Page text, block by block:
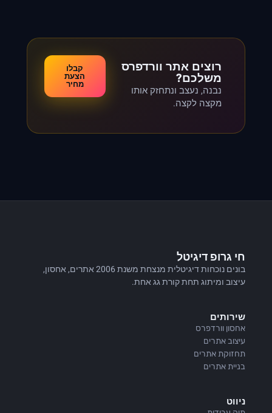
רוצים אתר וורדפרס
משלכם?
נבנה, נעצב ונתחזק אותו
מקצה לקצה.
קבלו
הצעת
מחיר
חי גרופ דיגיטל
בונים נוכחות דיגיטלית מנצחת משנת 2006 אתרים, אחסון,
עיצוב ומיתוג תחת קורת גג אחת.
שירותים
אחסון וורדפרס
עיצוב אתרים
תחזוקת אתרים
בניית אתרים
ניווט